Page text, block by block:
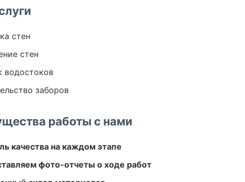
стен
стен
водостоков
заборов
работы с нами
качества на каждом этапе
фото-отчеты о ходе работ